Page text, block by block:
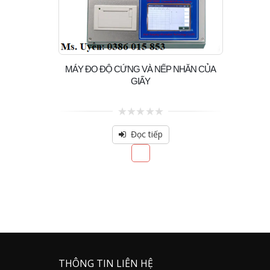
MÁY ĐO ĐỘ CỨNG VÀ NẾP NHĂN CỦA
GIẤY
0
out
of
Đọc tiếp
THÔNG TIN LIÊN HỆ